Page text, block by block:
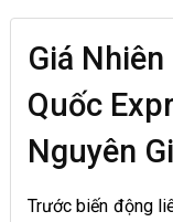
Giá
Quốc
Nguyên
Trước biến động